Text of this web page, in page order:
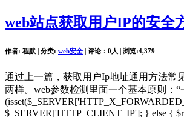
web站点获取用户IP的安全
作者: 程默 | 分类: web安全 | 评论：0人 | 浏览:4,379
通过上一篇，获取用户Ip地址通用方法常
两样。web参数检测里面一个基本原则：
$_SERVER['HTTP_CLIENT_IP']; } else {